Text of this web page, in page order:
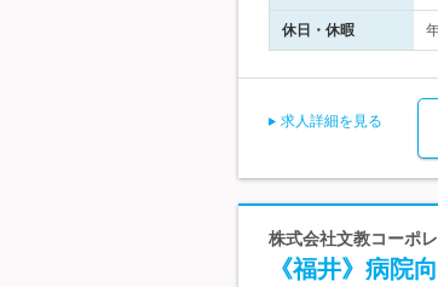
休日・休暇
求人詳細を見る
株式会社文教コーポ
《福井》病院